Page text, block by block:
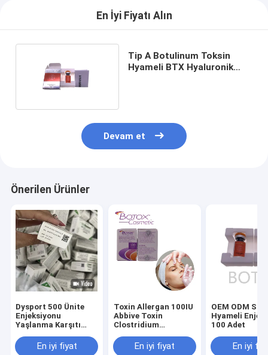
En İyi Fiyatı Alın
Tip A Botulinum Toksin
Hyameli BTX Hyaluronik
Devam et
Önerilen Ürünler
Dysport 500 Ünite
Enjeksiyonu
Yaşlanma Karşıtı
Kırışıklıkları Gideren
Cilt Bakımı
En iyi fiyat
Toxin Allergan 100IU
Abbive Toxin
Clostridium
Çizgilerini Gidermek
İçin
En iyi fiyat
OEM ODM
Hyameli Enjeksiyon
100 Adet
En iyi